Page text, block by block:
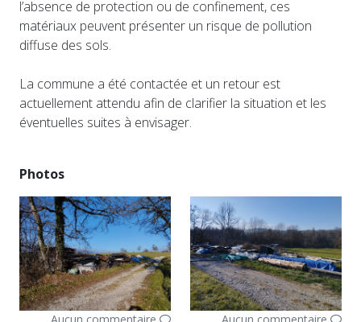
l’absence de protection ou de confinement, ces
matériaux peuvent présenter un risque de pollution
diffuse des sols.
La commune a été contactée et un retour est
actuellement attendu afin de clarifier la situation et les
éventuelles suites à envisager.
Photos